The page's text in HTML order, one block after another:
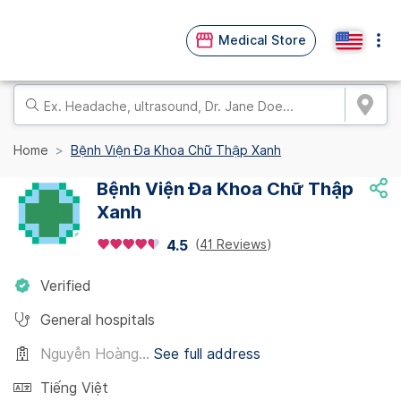
Medical Store
Home Bệnh Viện Đa Khoa Chữ Thập Xanh
Bệnh Viện Đa Khoa Chữ Thập
Xanh
4.5 (41 Reviews)
Verified
General hospitals
Nguyễn Hoàng... See full address
Tiếng Việt